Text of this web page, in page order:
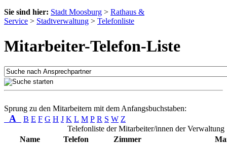
Sie sind hier: Stadt Moosburg > Rathaus &
Service > Stadtverwaltung > Telefonliste
Mitarbeiter-Telefon-Liste
Sprung zu den Mitarbeitern mit dem Anfangsbuchstaben:
A B E F G H J K L M P R S W Z
Telefonliste der Mitarbeiter/innen der Verwaltung
Name
Telefon Zimmer